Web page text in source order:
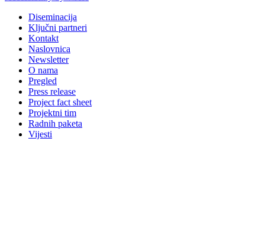
Diseminacija
Ključni partneri
Kontakt
Naslovnica
Newsletter
O nama
Pregled
Press release
Project fact sheet
Projektni tim
Radnih paketa
Vijesti